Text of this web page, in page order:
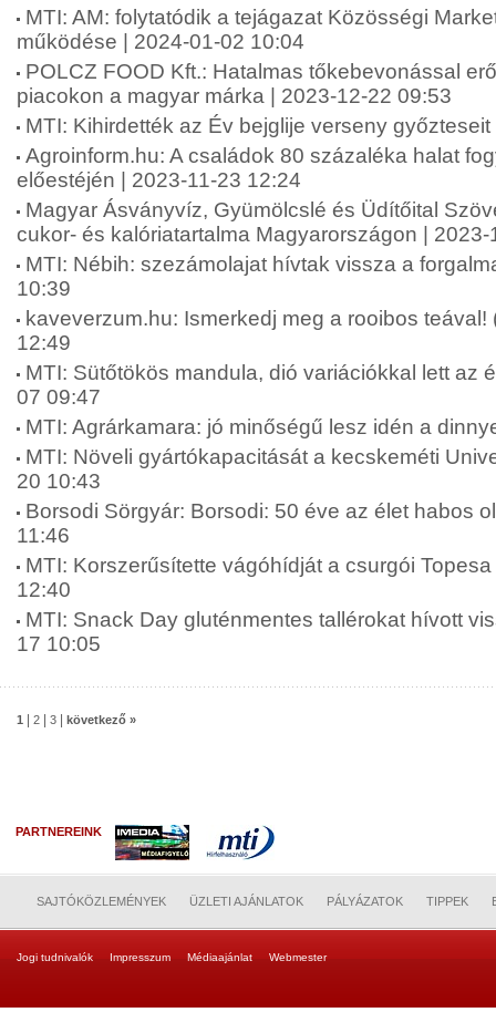
MTI: AM: folytatódik a tejágazat Közösségi
működése | 2024-01-02 10:04
POLCZ FOOD Kft.: Hatalmas tőkebevonással
piacokon a magyar márka | 2023-12-22 09:53
MTI: Kihirdették az Év bejglije verseny
Agroinform.hu: A családok 80 százaléka halat
előestéjén | 2023-11-23 12:24
Magyar Ásványvíz, Gyümölcslé és Üdítőital
cukor- és kalóriatartalma Magyarországon | 2023-
MTI: Nébih: szezámolajat hívtak vissza a
10:39
kaveverzum.hu: Ismerkedj meg a rooibos teával!
12:49
MTI: Sütőtökös mandula, dió variációkkal lett az
07 09:47
MTI: Agrárkamara: jó minőségű lesz idén a
MTI: Növeli gyártókapacitását a kecskeméti
20 10:43
Borsodi Sörgyár: Borsodi: 50 éve az élet habos
11:46
MTI: Korszerűsítette vágóhídját a csurgói
12:40
MTI: Snack Day gluténmentes tallérokat hívott
17 10:05
1 2 3 következő »
PARTNEREINK
SAJTÓKÖZLEMÉNYEK ÜZLETI AJÁNLATOK PÁLYÁZATOK TIPPEK
Jogi tudnivalók Impresszum Médiaajánlat Webmester